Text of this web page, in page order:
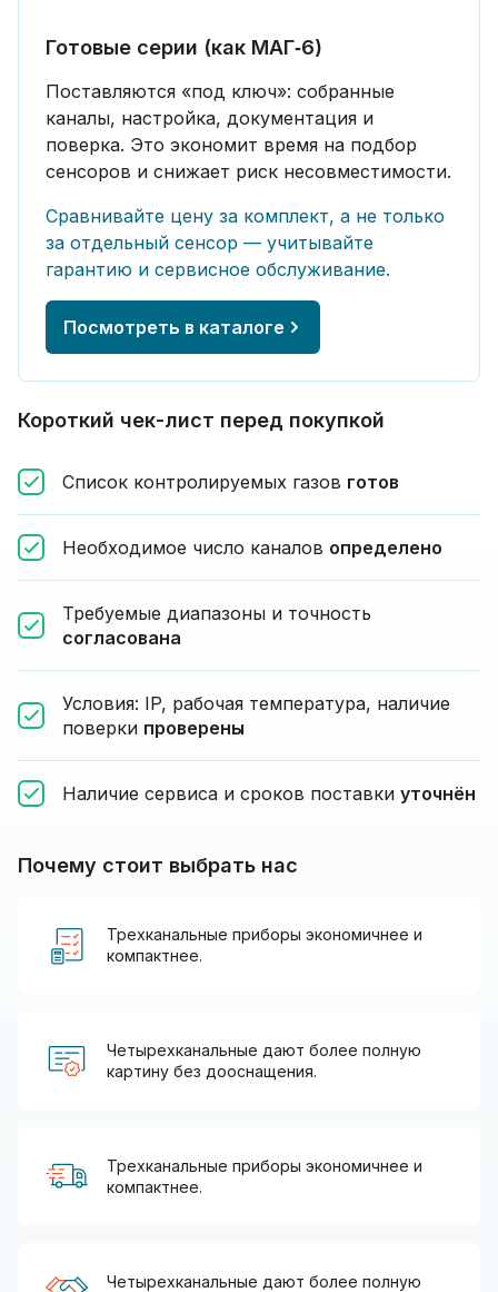
Готовые серии (как МАГ‑6)
Поставляются «под ключ»: собранные
каналы, настройка, документация и
поверка. Это экономит время на подбор
сенсоров и снижает риск несовместимости.
Сравнивайте цену за комплект, а не только
за отдельный сенсор — учитывайте
гарантию и сервисное обслуживание.
Посмотреть в каталоге
Короткий чек-лист перед покупкой
Список контролируемых газов готов
Необходимое число каналов определено
Требуемые диапазоны и точность
согласована
Условия: IP, рабочая температура, наличие
поверки проверены
Наличие сервиса и сроков поставки уточнён
Почему стоит выбрать нас
Трехканальные приборы экономичнее и
компактнее.
Четырехканальные дают более полную
картину без дооснащения.
Трехканальные приборы экономичнее и
компактнее.
Четырехканальные дают более полную